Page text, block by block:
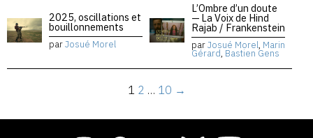
2025, oscillations et
bouillonnements
parJosué Morel
L’Ombre d’un doute
— La Voix de Hind
Rajab / Frankenstein
parJosué Morel, Marin
Gérard, Bastien Gens
1 2 … 10 →